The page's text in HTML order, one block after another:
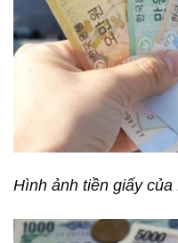
Hình ảnh tiền giấy